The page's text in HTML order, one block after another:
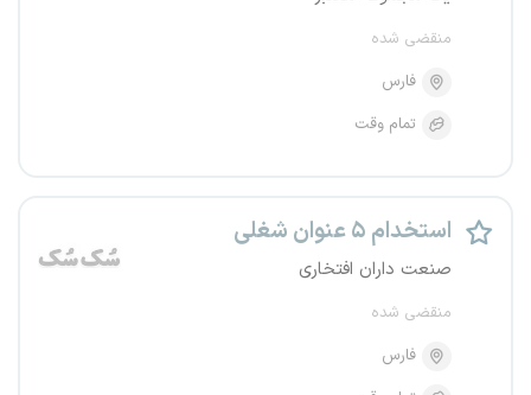
منقضی شده
فارس
تمام وقت
استخدام ۵ عنوان شغلی
صنعت داران افتخاری
منقضی شده
فارس